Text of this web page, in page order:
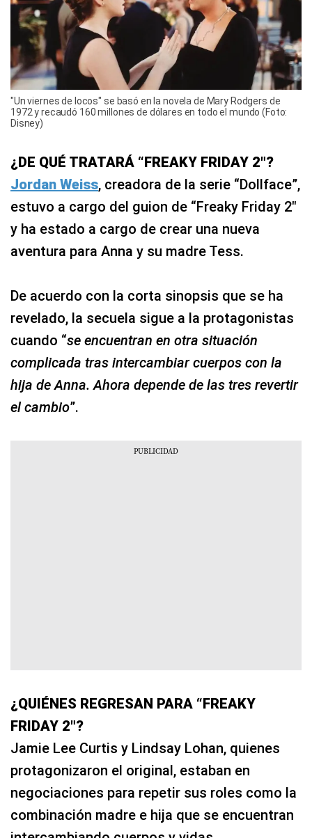
"Un viernes de locos" se basó en la novela de Mary Rodgers de
1972 y recaudó 160 millones de dólares en todo el mundo (Foto:
Disney)
¿DE QUÉ TRATARÁ “FREAKY FRIDAY 2″?
Jordan Weiss, creadora de la serie “Dollface”,
estuvo a cargo del guion de “Freaky Friday 2″
y ha estado a cargo de crear una nueva
aventura para Anna y su madre Tess.
De acuerdo con la corta sinopsis que se ha
revelado, la secuela sigue a la protagonistas
cuando “se encuentran en otra situación
complicada tras intercambiar cuerpos con la
hija de Anna. Ahora depende de las tres revertir
el cambio”.
¿QUIÉNES REGRESAN PARA “FREAKY
FRIDAY 2″?
Jamie Lee Curtis y Lindsay Lohan, quienes
protagonizaron el original, estaban en
negociaciones para repetir sus roles como la
combinación madre e hija que se encuentran